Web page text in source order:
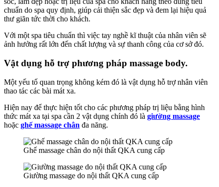
chuẩn do spa quy định, giúp cải thiện sắc đẹp và đem lại hiệu quả
thư giãn tức thời cho khách.
Với một spa tiêu chuẩn thì việc tay nghề kĩ thuật của nhân viên sẽ
ảnh hưởng rất lớn đến chất lượng và sự thanh công của cơ sở đó.
Vật dụng hỗ trợ phương pháp massage body.
Một yếu tố quan trọng không kém đó là vật dụng hỗ trợ nhân viên
thao tác các bài mát xa.
Hiện nay để thực hiện tốt cho các phương pháp trị liệu bằng hình
thức mát xa tại spa cần 2 vật dụng chính đó là giường massage
hoặc ghế massage chân đa năng.
Ghế massage chân do nội thất QKA cung cấp
Giường massage do nội thất QKA cung cấp